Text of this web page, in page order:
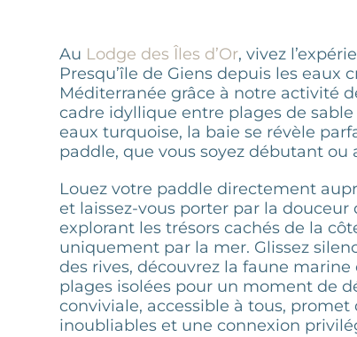
Au Lodge des Îles d’Or, vivez
Presqu’île de Giens depuis les eaux
Méditerranée grâce à notre activité
cadre idyllique entre plages de
eaux turquoise, la baie se révèle
paddle, que vous soyez débutant ou
Louez votre paddle directement
et laissez-vous porter par la douceur
explorant les trésors cachés de la
uniquement par la mer. Glissez
des rives, découvrez la faune marine
plages isolées pour un moment de
conviviale, accessible à tous, promet
inoubliables et une connexion